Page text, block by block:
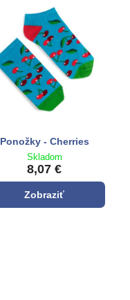
Ponožky - Cherries
Skladom
8,07 €
Zobraziť